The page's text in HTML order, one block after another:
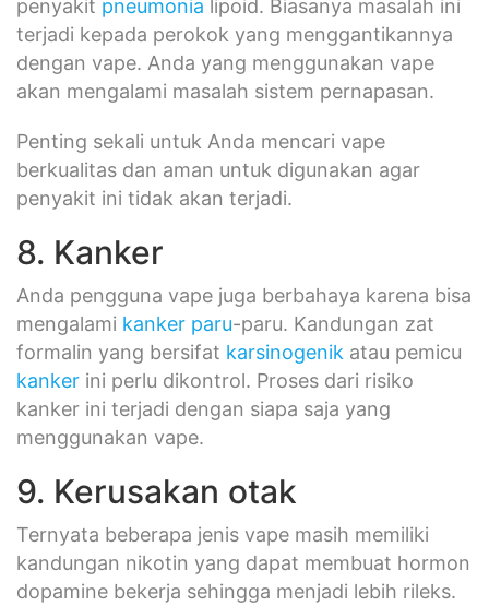
penyakit pneumonia lipoid. Biasanya masalah ini
terjadi kepada perokok yang menggantikannya
dengan vape. Anda yang menggunakan vape
akan mengalami masalah sistem pernapasan.
Penting sekali untuk Anda mencari vape
berkualitas dan aman untuk digunakan agar
penyakit ini tidak akan terjadi.
8. Kanker
Anda pengguna vape juga berbahaya karena bisa
mengalami kanker paru-paru. Kandungan zat
formalin yang bersifat karsinogenik atau pemicu
kanker ini perlu dikontrol. Proses dari risiko
kanker ini terjadi dengan siapa saja yang
menggunakan vape.
9. Kerusakan otak
Ternyata beberapa jenis vape masih memiliki
kandungan nikotin yang dapat membuat hormon
dopamine bekerja sehingga menjadi lebih rileks.